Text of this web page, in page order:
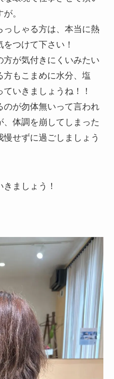
。
しゃる方は、本当に熱
つけて下さい！
が気付きにくいみたい
もこまめに水分、塩
いきましょうね！！
が勿体無いって言われ
体調を崩してしまった
せずに過ごしましょう
ましょう！